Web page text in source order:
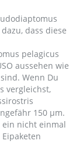
dass diese
pelagicus
aussehen wie
Wenn Du
vergleichst,
150 µm.
ein nicht einmal